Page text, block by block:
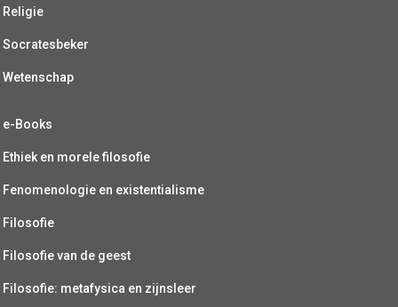
Religie
Socratesbeker
Wetenschap
e-Books
Ethiek en morele filosofie
Fenomenologie en existentialisme
Filosofie
Filosofie van de geest
Filosofie: metafysica en zijnsleer